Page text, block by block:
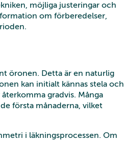
möjliga justeringar och
om förberedelser,
öronen. Detta är en naturlig
kan initialt kännas stela och
gradvis. Många
första månaderna, vilket
i läkningsprocessen. Om